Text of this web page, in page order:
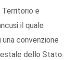
Territorio e
il quale
convenzione
dello Stato.